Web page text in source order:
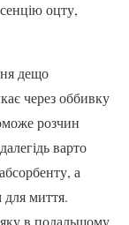
оцту,
дещо
через оббивку
розчин
варто
а
для миття.